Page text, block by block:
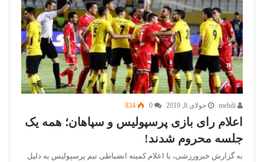
جولای 8, 2019 834
اعلام رای بازی پرسپولیس و سپاهان؛ همه یک
جلسه محروم شدند!
به گزارش خبرورزشی، با اعلام کمیته انضباطی تیم پرسپولیس به دلیل